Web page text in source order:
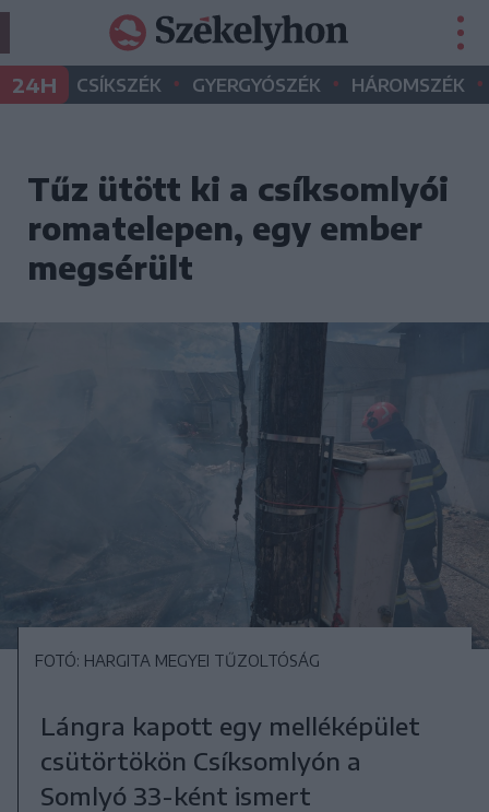
24H CSÍKSZÉK • GYERGYÓSZÉK • HÁROMSZÉK •
Tűz ütött ki a csíksomlyói
romatelepen, egy ember
megsérült
FOTÓ: HARGITA MEGYEI TŰZOLTÓSÁG
Lángra kapott egy melléképület
csütörtökön Csíksomlyón a
Somlyó 33-ként ismert